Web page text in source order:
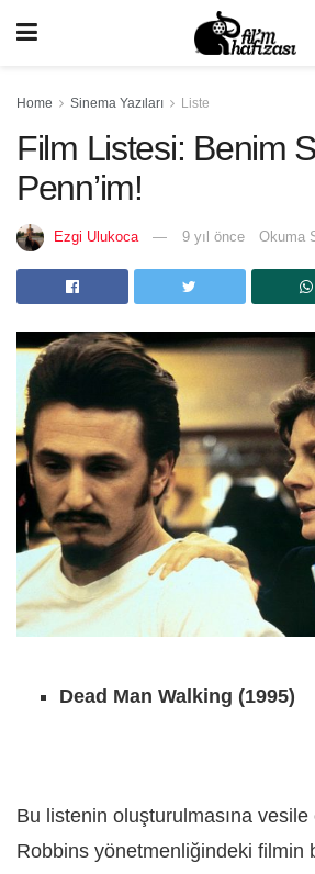
Home Sinema Yazıları Liste
Film Listesi: Benim
Penn’im!
Ezgi Ulukoca 9 yıl önce Okuma
Dead Man Walking (1995)
Bu listenin oluşturulmasına
Robbins yönetmenliğindeki filmin